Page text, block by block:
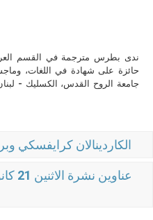
ندى بطرس مترجمة في القسم
حائزة على شهادة في اللغات،
جامعة الروح القدس، الكسليك -
الكاردينالان كرايفسكي